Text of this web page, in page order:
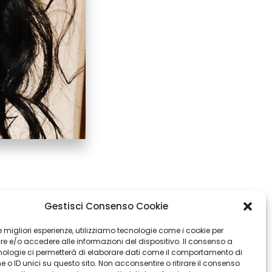
Gestisci Consenso Cookie
migliori esperienze, utilizziamo tecnologie come i cookie per
e/o accedere alle informazioni del dispositivo. Il consenso a
ci permetterà di elaborare dati come il comportamento di
o ID unici su questo sito. Non acconsentire o ritirare il consenso
Gangarella
Next post